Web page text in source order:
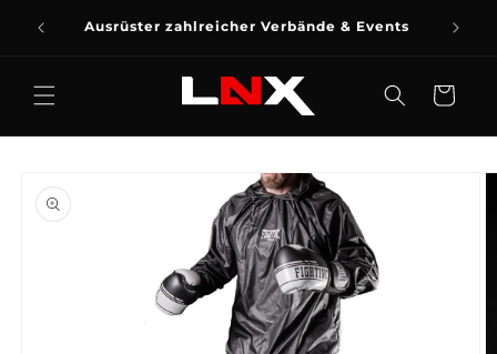
ZUM
Ausrüster zahlreicher Verbände & Events
Warenkorb